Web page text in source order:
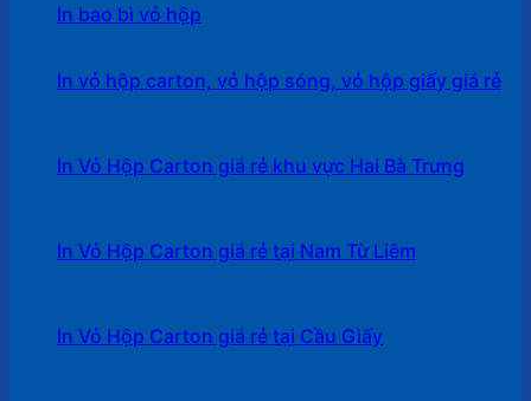
In bao bì vỏ hộp
In vỏ hộp carton, vỏ hộp sóng, vỏ hộp giấy giá rẻ
In Vỏ Hộp Carton giá rẻ khu vực Hai Bà Trưng
In Vỏ Hộp Carton giá rẻ tại Nam Từ Liêm
In Vỏ Hộp Carton giá rẻ tại Cầu Giấy